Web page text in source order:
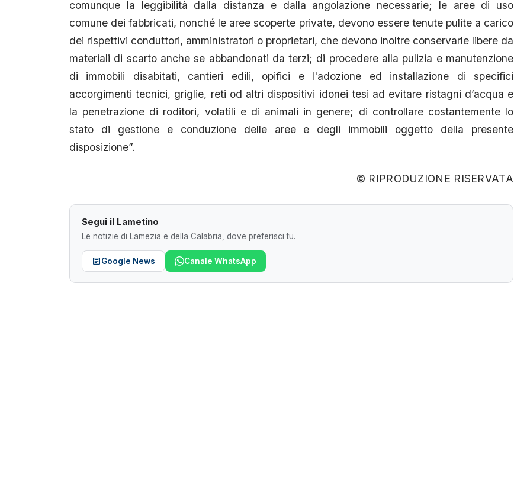
comunque la leggibilità dalla distanza e dalla angolazione necessarie; le aree di uso
comune dei fabbricati, nonché le aree scoperte private, devono essere tenute pulite a carico
dei rispettivi conduttori, amministratori o proprietari, che devono inoltre conservarle libere da
materiali di scarto anche se abbandonati da terzi; di procedere alla pulizia e manutenzione
di immobili disabitati, cantieri edili, opifici e l'adozione ed installazione di specifici
accorgimenti tecnici, griglie, reti od altri dispositivi idonei tesi ad evitare ristagni d’acqua e
la penetrazione di roditori, volatili e di animali in genere; di controllare costantemente lo
stato di gestione e conduzione delle aree e degli immobili oggetto della presente
disposizione”.
© RIPRODUZIONE RISERVATA
Segui il Lametino
Le notizie di Lamezia e della Calabria, dove preferisci tu.
Google News Canale WhatsApp